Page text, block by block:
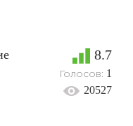
8.7
Голосов: 1
20527